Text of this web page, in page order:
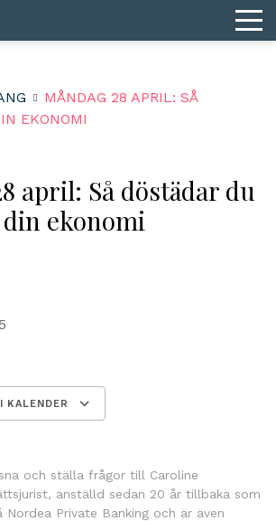
MÅNDAG 28 APRIL: SÅ
EKONOMI
april: Så döstädar du
din ekonomi
KALENDER
och ställa frågor till Caroline
anställd sedan 20 år tillbaka som
Private Banking och är även